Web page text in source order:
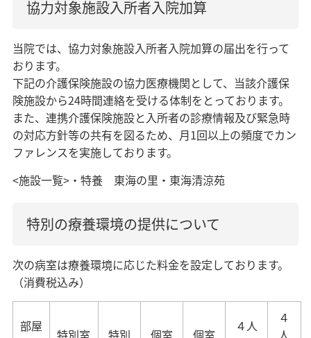
協力対象施設入所者入院加算
当院では、協力対象施設入所者入院加算の届出を行って
おります。
下記の介護保険施設の協力医療機関として、当該介護保
険施設から24時間連絡を受ける体制をとっております。
また、連携介護保険施設と入所者の診療情報及び緊急時
の対応方針等の共有を図るため、月1回以上の頻度でカン
ファレンスを実施しております。
<施設一覧>・特養 東海の里・東海清涼苑
特別の療養環境の提供について
次の病室は療養環境に応じた料金を設定しております。
（消費税込み）
部屋
特別室
特別
個室
個室
４人
４
人